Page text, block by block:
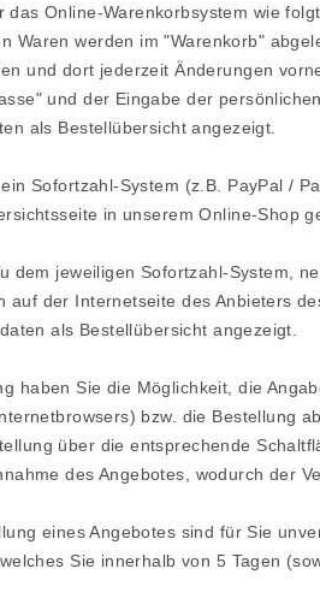
das Online-Warenkorbsystem wie
Waren werden im "Warenkorb"
und dort jederzeit Änderungen
und der Eingabe der
als Bestellübersicht angezeigt.
Sofortzahl-System (z.B. PayPal /
in unserem Online-Shop
dem jeweiligen Sofortzahl-System,
auf der Internetseite des Anbieters
als Bestellübersicht angezeigt.
haben Sie die Möglichkeit, die
bzw. die Bestellung
über die entsprechende
des Angebotes, wodurch der
eines Angebotes sind für Sie
Sie innerhalb von 5 Tagen